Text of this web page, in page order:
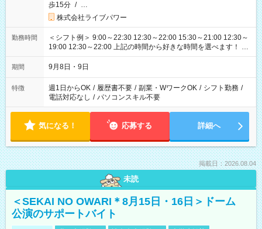
歩15分 / …
株式会社ライブパワー
勤務時間
＜シフト例＞ 9:00～22:30 12:30～22:00 15:30～21:00 12:30～
19:00 12:30～22:00 上記の時間から好きな時間を選べます！ ※
時間は変更となる可能性があります
期間 9月8日・9日
特徴 週1日からOK / 履歴書不要 / 副業・WワークOK / シフト勤務 /
電話対応なし / パソコンスキル不要
気になる！ 応募する 詳細へ
掲載日：2026.08.04
未読
＜SEKAI NO OWARI＊8月15日・16日＞ドーム
公演のサポートバイト